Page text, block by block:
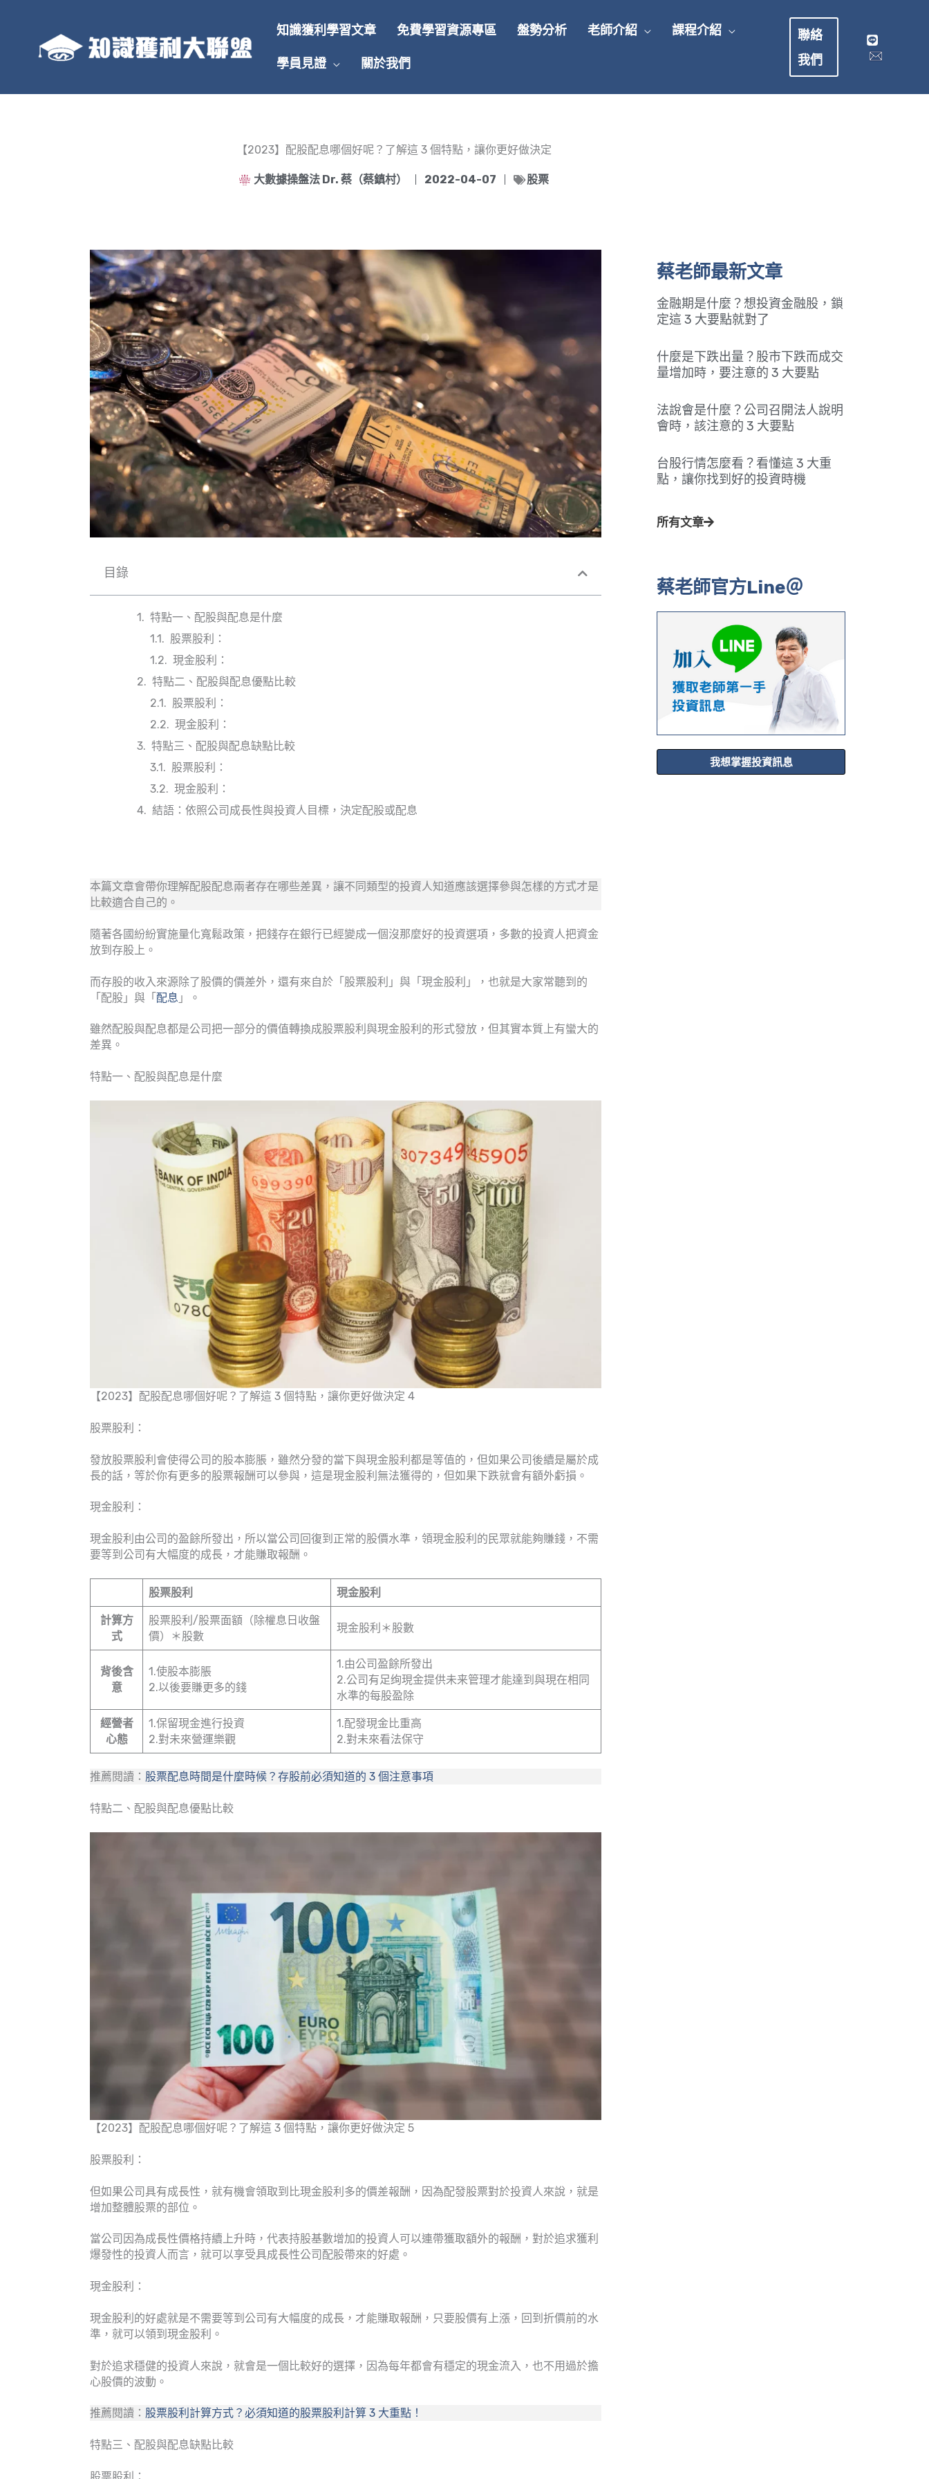
知識獲利學習文章 免費學習資源專區 盤勢分析 老師介紹 課程介紹
學員見證 關於我們
聯絡
我們
【2023】配股配息哪個好呢？了解這 3 個特點，讓你更好做決定
大數據操盤法 Dr. 蔡（蔡鎮村） 2022-04-07 股票
目錄
特點一、配股與配息是什麼
股票股利：
現金股利：
特點二、配股與配息優點比較
股票股利：
現金股利：
特點三、配股與配息缺點比較
股票股利：
現金股利：
結語：依照公司成長性與投資人目標，決定配股或配息
本篇文章會帶你理解配股配息兩者存在哪些差異，讓不同類型的投資人知道應該選擇參與怎樣的方式才是
比較適合自己的。
隨著各國紛紛實施量化寬鬆政策，把錢存在銀行已經變成一個沒那麼好的投資選項，多數的投資人把資金
放到存股上。
而存股的收入來源除了股價的價差外，還有來自於「股票股利」與「現金股利」，也就是大家常聽到的
「配股」與「 配息 」。
雖然配股與配息都是公司把一部分的價值轉換成股票股利與現金股利的形式發放，但其實本質上有蠻大的
差異。
特點一、配股與配息是什麼
【2023】配股配息哪個好呢？了解這 3 個特點，讓你更好做決定 4
股票股利：
發放股票股利會使得公司的股本膨脹，雖然分發的當下與現金股利都是等值的，但如果公司後續是屬於成
長的話，等於你有更多的股票報酬可以參與，這是現金股利無法獲得的，但如果下跌就會有額外虧損。
現金股利：
現金股利由公司的盈餘所發出，所以當公司回復到正常的股價水準，領現金股利的民眾就能夠賺錢，不需
要等到公司有大幅度的成長，才能賺取報酬。
股票股利 現金股利
計算方
式
股票股利/股票面額（除權息日收盤
價）＊股數
現金股利＊股數
背後含
意
1.使股本膨脹
2.以後要賺更多的錢
1.由公司盈餘所發出
2.公司有足绚現金提供未来管理才能達到與現在相同
水準的每股盈除
經營者
心態
1.保留現金進行投資
2.對未來營運樂觀
1.配發現金比重高
2.對未來看法保守
推薦閱讀： 股票配息時間是什麼時候？存股前必須知道的 3 個注意事項
特點二、配股與配息優點比較
【2023】配股配息哪個好呢？了解這 3 個特點，讓你更好做決定 5
股票股利：
但如果公司具有成長性，就有機會領取到比現金股利多的價差報酬，因為配發股票對於投資人來說，就是
增加整體股票的部位。
當公司因為成長性價格持續上升時，代表持股基數增加的投資人可以連帶獲取額外的報酬，對於追求獲利
爆發性的投資人而言，就可以享受具成長性公司配股帶來的好處。
現金股利：
現金股利的好處就是不需要等到公司有大幅度的成長，才能賺取報酬，只要股價有上漲，回到折價前的水
準，就可以領到現金股利。
對於追求穩健的投資人來說，就會是一個比較好的選擇，因為每年都會有穩定的現金流入，也不用過於擔
心股價的波動。
推薦閱讀： 股票股利計算方式？必須知道的股票股利計算 3 大重點！
特點三、配股與配息缺點比較
蔡老師最新文章
金融期是什麼？想投資金融股，鎖
定這 3 大要點就對了
什麼是下跌出量？股市下跌而成交
量增加時，要注意的 3 大要點
法說會是什麼？公司召開法人說明
會時，該注意的 3 大要點
台股行情怎麼看？看懂這 3 大重
點，讓你找到好的投資時機
所有文章
蔡老師官方Line＠
我想掌握投資訊息